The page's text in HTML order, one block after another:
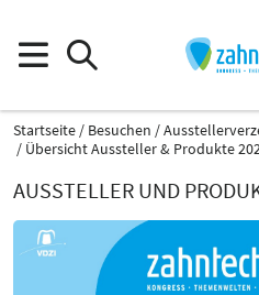
Startseite Besuchen
Übersicht Aussteller & Produkte
AUSSTELLER UND